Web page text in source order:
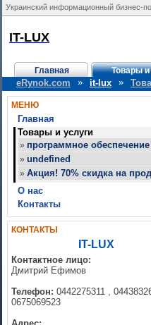
Украинский информационный бизнес-
IT-LUX
Главная Товары и
eRynok.com » it-lux »
МЕНЮ
Главная
Товары и услуги
» программное обеспечение
» undefined
» Акция! 70% скидка на
О нас
Контакты
КОНТАКТЫ
IT-LUX
Контактное лицо:
Дмитрий Ефимов
Телефон: 0442275311 ,
0675069523